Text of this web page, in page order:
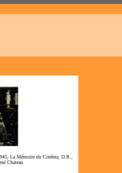
La Mémoire du Cinéma, D.R.,
Chateau